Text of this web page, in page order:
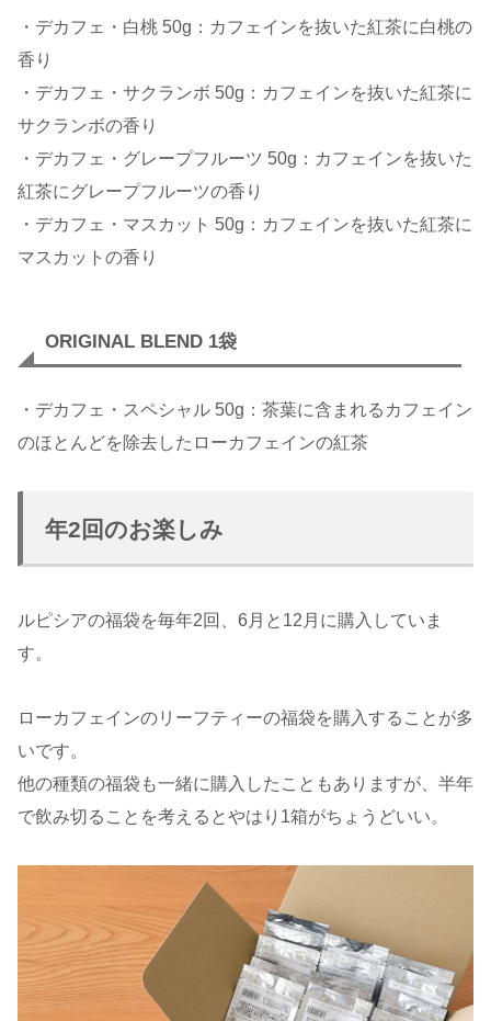
・デカフェ・白桃 50g：カフェインを抜いた紅茶に白桃の
香り
・デカフェ・サクランボ 50g：カフェインを抜いた紅茶に
サクランボの香り
・デカフェ・グレープフルーツ 50g：カフェインを抜いた
紅茶にグレープフルーツの香り
・デカフェ・マスカット 50g：カフェインを抜いた紅茶に
マスカットの香り
ORIGINAL BLEND 1袋
・デカフェ・スペシャル 50g：茶葉に含まれるカフェイン
のほとんどを除去したローカフェインの紅茶
年2回のお楽しみ
ルピシアの福袋を毎年2回、6月と12月に購入していま
す。
ローカフェインのリーフティーの福袋を購入することが多
いです。
他の種類の福袋も一緒に購入したこともありますが、半年
で飲み切ることを考えるとやはり1箱がちょうどいい。